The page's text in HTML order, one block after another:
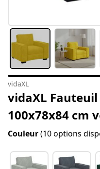
vidaXL
vidaXL
100x78x84 cm
Couleur(10 options